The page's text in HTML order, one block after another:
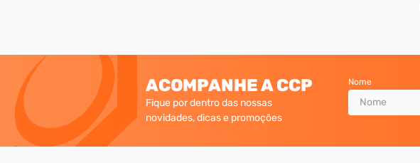
ACOMPANHE A CCP
Fique por dentro das nossas
novidades, dicas e promoções
Nome